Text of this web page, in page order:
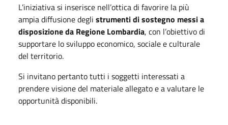
L’iniziativa si inserisce nell’ottica di favorire la più
ampia diffusione degli strumenti di sostegno messi a
disposizione da Regione Lombardia, con l’obiettivo di
supportare lo sviluppo economico, sociale e culturale
del territorio.
Si invitano pertanto tutti i soggetti interessati a
prendere visione del materiale allegato e a valutare le
opportunità disponibili.